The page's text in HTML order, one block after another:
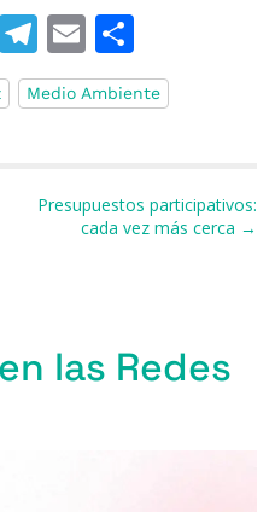
W T
el
e
a
m
E
m
ai
o
m
ti
Medio Ambiente
Presupuestos participativos:
cada vez más cerca →
las Redes